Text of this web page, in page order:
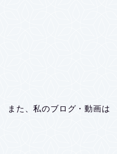
また、私のブログ・動画は